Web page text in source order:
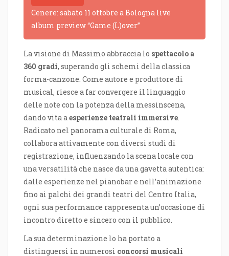
Cenere: sabato 11 ottobre a Bologna live
album preview “Game (L)over”
La visione di Massimo abbraccia lo spettacolo a
360 gradi, superando gli schemi della classica
forma-canzone. Come autore e produttore di
musical, riesce a far convergere il linguaggio
delle note con la potenza della messinscena,
dando vita aesperienze teatrali immersive.
Radicato nel panorama culturale di Roma,
collabora attivamente con diversi studi di
registrazione, influenzando la scena locale con
una versatilità che nasce da una gavetta autentica:
dalle esperienze nel pianobar e nell’animazione
fino ai palchi dei grandi teatri del Centro Italia,
ogni sua performance rappresenta un’occasione di
incontro diretto e sincero con il pubblico.
La sua determinazione lo ha portato a
distinguersi in numerosi concorsi musicali